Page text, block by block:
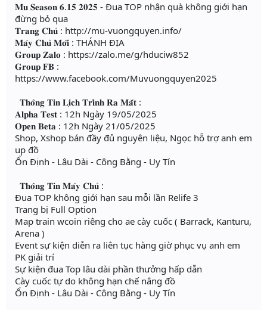
𝐌𝐮 𝐒𝐞𝐚𝐬𝐨𝐧 𝟔.𝟏𝟓 𝟐𝟎𝟐𝟓 - Đua TOP nhận quà không giới hạn
đừng bỏ qua
𝐓𝐫𝐚𝐧𝐠 𝐂𝐡𝐮̉ : http://mu-vuongquyen.info/
𝐌𝐚́𝐲 𝐂𝐡𝐮̉ 𝐌𝐨̛́𝐢 : THÁNH ĐỊA
𝐆𝐫𝐨𝐮𝐩 𝐙𝐚𝐥𝐨 : https://zalo.me/g/hduciw852
𝐆𝐫𝐨𝐮𝐩 𝐅𝐁 :
https://www.facebook.com/Muvuongquyen2025
𝐓𝐡𝐨̂𝐧𝐠 𝐓𝐢𝐧 𝐋𝐢̣𝐜𝐡 𝐓𝐫𝐢̀𝐧𝐡 𝐑𝐚 𝐌𝐚̆́𝐭 :
𝐀𝐥𝐩𝐡𝐚 𝐓𝐞𝐬𝐭 : 12h Ngày 19/05/2025
𝐎𝐩𝐞𝐧 𝐁𝐞𝐭𝐚 : 12h Ngày 21/05/2025
Shop, Xshop bán đầy đủ nguyên liệu, Ngọc hỗ trợ anh em
up đồ
Ổn Định - Lâu Dài - Công Bằng - Uy Tín
𝐓𝐡𝐨̂𝐧𝐠 𝐓𝐢𝐧 𝐌𝐚́𝐲 𝐂𝐡𝐮̉ :
Đua TOP không giới hạn sau mỗi lần Relife 3
Trang bị Full Option
Map train wcoin riêng cho ae cày cuốc ( Barrack, Kanturu,
Arena )
Event sự kiện diễn ra liên tục hàng giờ phục vụ anh em
PK giải trí
Sự kiện đua Top lâu dài phần thưởng hấp dẫn
Cày cuốc tự do không hạn chế nâng đồ
Ổn Định - Lâu Dài - Công Bằng - Uy Tín